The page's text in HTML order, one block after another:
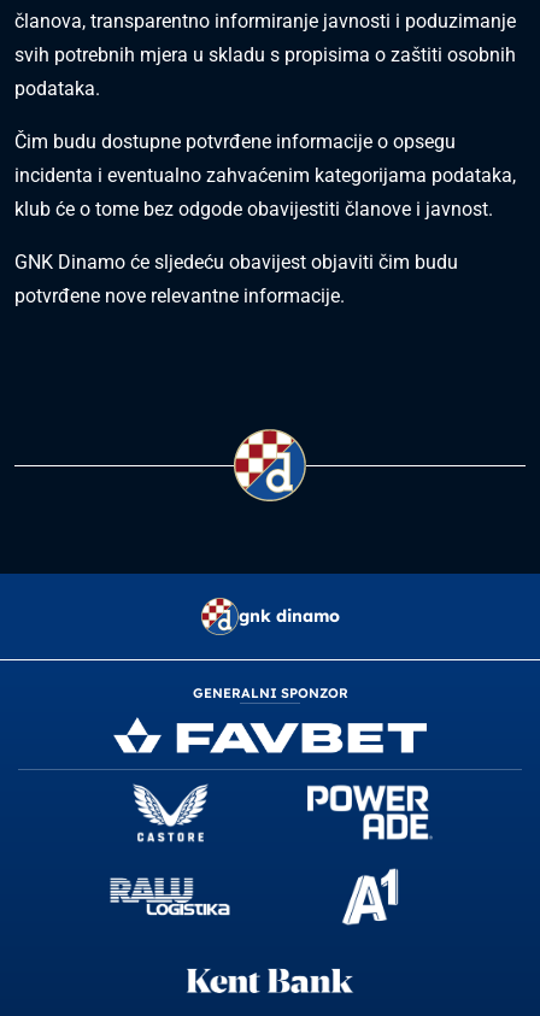
članova, transparentno informiranje javnosti i poduzimanje
svih potrebnih mjera u skladu s propisima o zaštiti osobnih
podataka.
Čim budu dostupne potvrđene informacije o opsegu
incidenta i eventualno zahvaćenim kategorijama podataka,
klub će o tome bez odgode obavijestiti članove i javnost.
GNK Dinamo će sljedeću obavijest objaviti čim budu
potvrđene nove relevantne informacije.
gnk dinamo
GENERALNI SPONZOR